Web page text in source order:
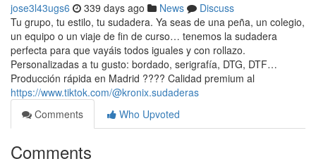
jose3l43ugs6 339 days ago News
Discuss
Tu grupo, tu estilo, tu sudadera. Ya seas de una peña, un colegio,
un equipo o un viaje de fin de curso… tenemos la sudadera
perfecta para que vayáis todos iguales y con rollazo.
Personalizadas a tu gusto: bordado, serigrafía, DTG, DTF…
Producción rápida en Madrid ???? Calidad premium al
https://www.tiktok.com/@kronix.sudaderas
Comments
Who Upvoted
Comments